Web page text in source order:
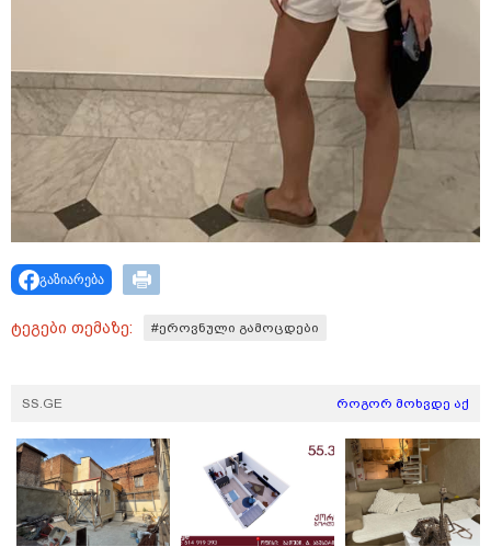
Hisense წარმოგიდგენთ გზავნილს "ინოვაციები
უკეთესი ცხოვრებისათვის" FIFA-ს 2026 წლის
პოლიტიკა
13:24 / 07-08-2026
გაზიარება
ტეგები თემაზე: #ეროვნული გამოცდები
SS.GE როგორ მოხვდე აქ